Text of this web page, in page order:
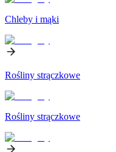
Chleby i mąki
Rośliny strączkowe
Rośliny strączkowe